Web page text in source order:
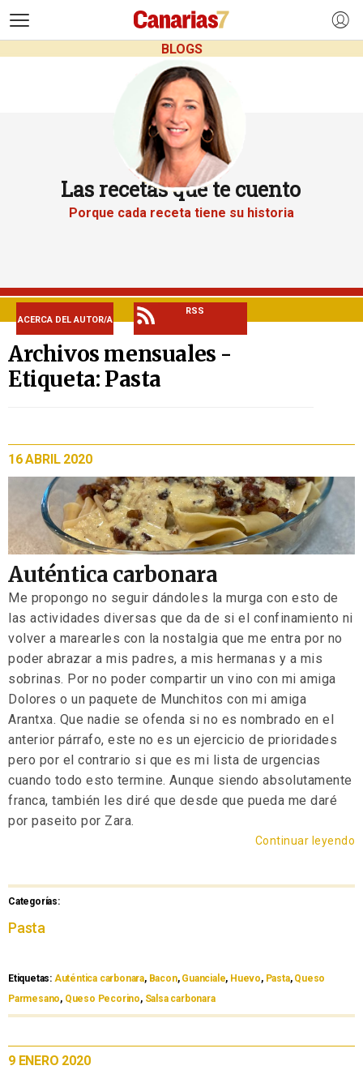
BLOGS
Las recetas que te cuento
Porque cada receta tiene su historia
ACERCA DEL AUTOR/A
RSS
Archivos mensuales -
Etiqueta: Pasta
16 ABRIL 2020
Auténtica carbonara
Me propongo no seguir dándoles la murga con esto de
las actividades diversas que da de si el confinamiento ni
volver a marearles con la nostalgia que me entra por no
poder abrazar a mis padres, a mis hermanas y a mis
sobrinas. Por no poder compartir un vino con mi amiga
Dolores o un paquete de Munchitos con mi amiga
Arantxa. Que nadie se ofenda si no es nombrado en el
anterior párrafo, este no es un ejercicio de prioridades
pero por el contrario si que es mi lista de urgencias
cuando todo esto termine. Aunque siendo absolutamente
franca, también les diré que desde que pueda me daré
por paseito por Zara.
Continuar leyendo
Categorías:
Pasta
Etiquetas: Auténtica carbonara, Bacon, Guanciale, Huevo, Pasta, Queso
Parmesano, Queso Pecorino, Salsa carbonara
9 ENERO 2020